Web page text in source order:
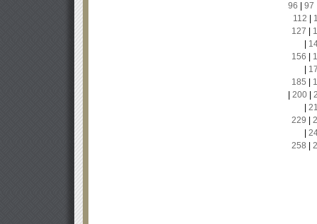
96
97
112
127
156
185
200|
229
258